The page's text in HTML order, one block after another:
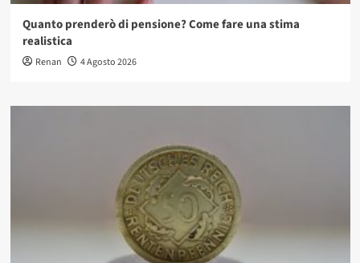
Quanto prenderò di pensione? Come fare una stima
realistica
Renan 4 Agosto 2026